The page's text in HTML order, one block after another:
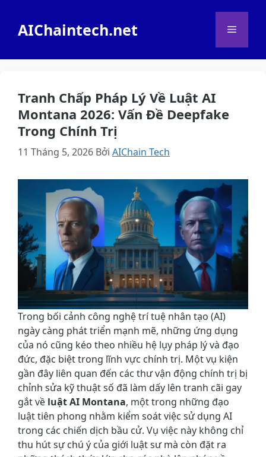
AIChaintech.net Menu
Tranh Chấp Pháp Lý Về Luật AI
Montana 2026: Vấn Đề Deepfake
Trong Chính Trị
11 Tháng 5, 2026 Bởi AIChain Tech
Trong bối cảnh công nghệ trí tuệ nhân tạo (AI)
ngày càng phát triển mạnh mẽ, những ứng dụng
của nó cũng kéo theo nhiều hệ lụy pháp lý và đạo
đức, đặc biệt trong lĩnh vực chính trị. Một vụ kiện
gần đây liên quan đến các thư vận động chính trị bị
chỉnh sửa kỹ thuật số đã làm dấy lên tranh cãi gay
gắt về luật AI Montana, một trong những đạo
luật tiên phong nhằm kiểm soát việc sử dụng AI
trong các chiến dịch bầu cử. Vụ việc này không chỉ
thu hút sự chú ý của giới luật sư mà còn đặt ra